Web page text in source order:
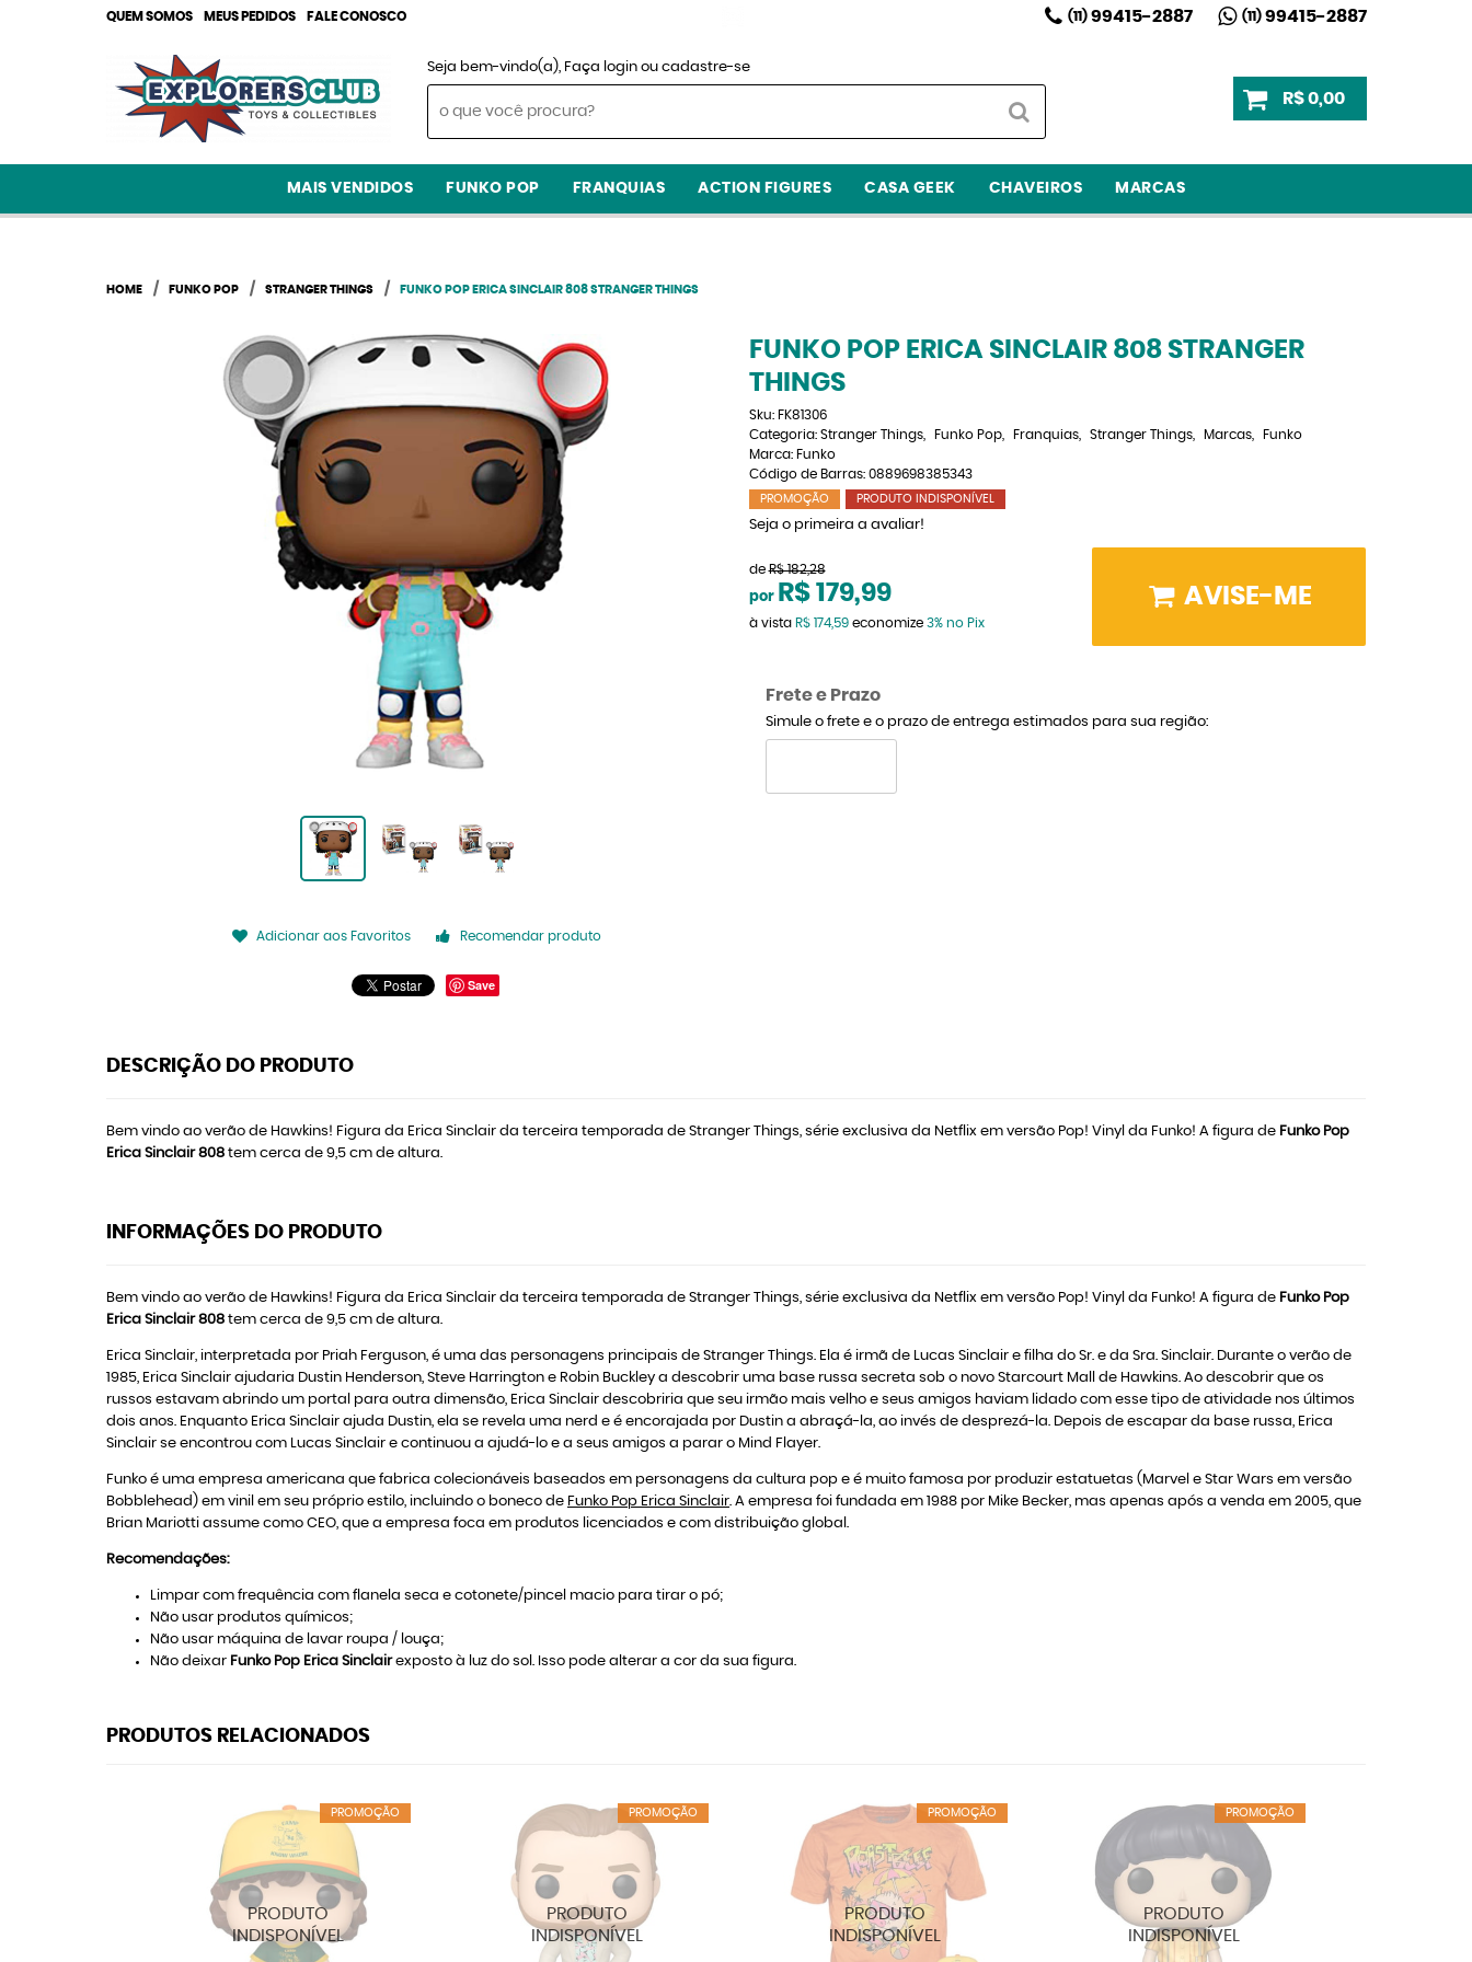
QUEM SOMOS MEUS PEDIDOS FALE CONOSCO (11)99415-2887 (11)99415-2887
Seja bem-vindo(a), Faça login ou cadastre-se
R$ 0,00
MAIS VENDIDOS FUNKO POP FRANQUIAS ACTION FIGURES CASA GEEK CHAVEIROS MARCAS
HOME FUNKO POP STRANGER THINGS FUNKO POP ERICA SINCLAIR 808 STRANGER THINGS
Adicionar aos Favoritos Recomendar produto
Save
FUNKO POP ERICA SINCLAIR 808 STRANGER
THINGS
Sku: FK81306
Categoria: Stranger Things Funko Pop Franquias Stranger Things Marcas
Funko
Marca: Funko
Código de Barras: 0889698385343
PROMOÇÃO PRODUTO INDISPONÍVEL
Seja o primeira a avaliar!
de R$ 182,28
por R$ 179,99
à vista R$ 174,59economize 3% no Pix
AVISE-ME
Frete e Prazo
Simule o frete e o prazo de entrega estimados para sua região:
DESCRIÇÃO DO PRODUTO
Bem vindo ao verão de Hawkins! Figura da Erica Sinclair da terceira temporada de Stranger Things, série exclusiva da Netflix em versão Pop! Vinyl da Funko! A figura de Funko Pop
Erica Sinclair 808 tem cerca de 9,5 cm de altura.
INFORMAÇÕES DO PRODUTO
Bem vindo ao verão de Hawkins! Figura da Erica Sinclair da terceira temporada de Stranger Things, série exclusiva da Netflix em versão Pop! Vinyl da Funko! A figura de Funko Pop
Erica Sinclair 808 tem cerca de 9,5 cm de altura.
Erica Sinclair, interpretada por Priah Ferguson, é uma das personagens principais de Stranger Things. Ela é irmã de Lucas Sinclair e filha do Sr. e da Sra. Sinclair. Durante o verão de
1985, Erica Sinclair ajudaria Dustin Henderson, Steve Harrington e Robin Buckley a descobrir uma base russa secreta sob o novo Starcourt Mall de Hawkins. Ao descobrir que os
russos estavam abrindo um portal para outra dimensão, Erica Sinclair descobriria que seu irmão mais velho e seus amigos haviam lidado com esse tipo de atividade nos últimos
dois anos. Enquanto Erica Sinclair ajuda Dustin, ela se revela uma nerd e é encorajada por Dustin a abraçá-la, ao invés de desprezá-la. Depois de escapar da base russa, Erica
Sinclair se encontrou com Lucas Sinclair e continuou a ajudá-lo e a seus amigos a parar o Mind Flayer.
Funko é uma empresa americana que fabrica colecionáveis baseados em personagens da cultura pop e é muito famosa por produzir estatuetas (Marvel e Star Wars em versão
Bobblehead) em vinil em seu próprio estilo, incluindo o boneco de Funko Pop Erica Sinclair. A empresa foi fundada em 1988 por Mike Becker, mas apenas após a venda em 2005, que
Brian Mariotti assume como CEO, que a empresa foca em produtos licenciados e com distribuição global.
Recomendações:
Limpar com frequência com flanela seca e cotonete/pincel macio para tirar o pó;
Não usar produtos químicos;
Não usar máquina de lavar roupa / louça;
Não deixar Funko Pop Erica Sinclairexposto à luz do sol. Isso pode alterar a cor da sua figura.
PRODUTOS RELACIONADOS
PROMOÇÃO PROMOÇÃO PROMOÇÃO PROMOÇÃO